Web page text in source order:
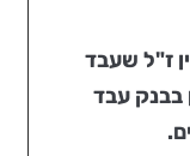
ז"ל שעבד
בבנק עבד